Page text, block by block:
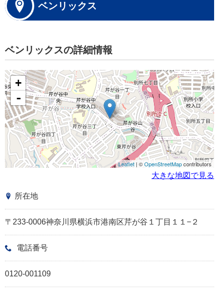
ベンリックス
ベンリックスの詳細情報
+
-
Leaflet | ©OpenStreetMapcontributors
大きな地図で見る
所在地
〒233-0006神奈川県横浜市港南区芹が谷１丁目１１−２
電話番号
0120-001109